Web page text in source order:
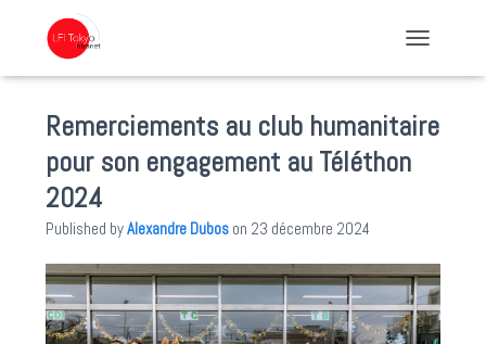
Remerciements au club humanitaire
pour son engagement au Téléthon
2024
Published byAlexandre Dubos on 23 décembre 2024